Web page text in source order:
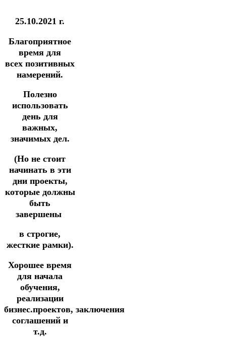
25.10.2021 г.
Благоприятное
время для
всех позитивных
намерений.
Полезно
использовать
день для
важных,
значимых дел.
(Но не стоит
начинать в эти
дни проекты,
которые должны
быть
завершены
в строгие,
жесткие рамки).
Хорошее время
для начала
обучения,
реализации
бизнес.проектов, заключения
соглашений и
т.д.